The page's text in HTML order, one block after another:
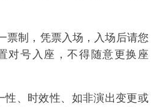
票制，凭票入场，入场后请您
对号入座，不得随意更换座
性、时效性、如非演出变更或